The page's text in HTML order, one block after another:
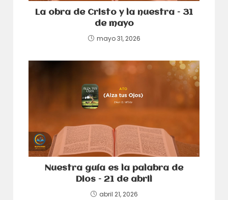
La obra de Cristo y la nuestra – 31
de mayo
mayo 31, 2026
Nuestra guía es la palabra de
Dios – 21 de abril
abril 21, 2026